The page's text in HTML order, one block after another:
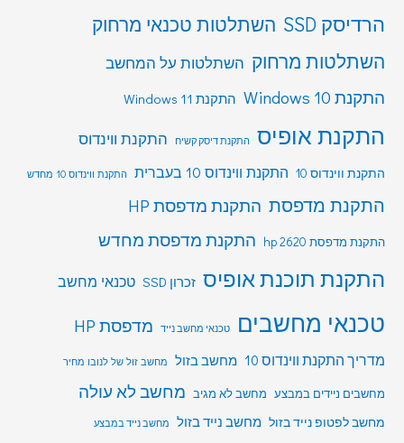
הרדיסק SSD
השתלטות טכנאי מרחוק
השתלטות מרחוק השתלטות על המחשב
התקנת Windows 10 התקנת Windows 11
התקנת אופיס התקנת דיסק קשיח התקנת ווינדוס
התקנת ווינדוס 10 התקנת ווינדוס 10 בעברית התקנת ווינדוס 10 מחדש
התקנת מדפסת התקנת מדפסת HP
התקנת מדפסת hp 2620 התקנת מדפסת מחדש
התקנת תוכנת אופיס זכרון SSD טכנאי מחשב
טכנאי מחשבים טכנאי מחשב נייד מדפסת HP
מדריך התקנת ווינדוס 10 מחשב בזול מחשב זול של לנובו מחיר
מחשבים ניידים במבצע מחשב לא מגיב מחשב לא עולה
מחשב לפטופ נייד בזול מחשב נייד בזול מחשב נייד במבצע